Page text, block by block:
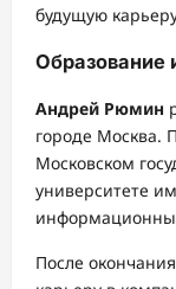
будущую
Образование
Андрей Рюмин
городе Москва.
Московском
университете
После